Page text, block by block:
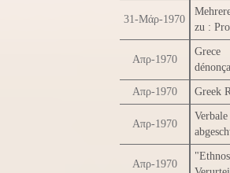
31-Μάρ-1970
zu :
Απρ-1970
Grece
Απρ-1970 Greek
Απρ-1970
Απρ-1970